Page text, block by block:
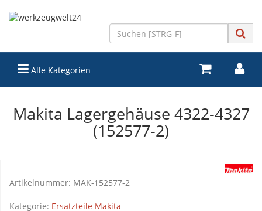
Alle Kategorien
Makita Lagergehäuse 4322-4327
(152577-2)
Artikelnummer: MAK-152577-2
Kategorie: Ersatzteile Makita